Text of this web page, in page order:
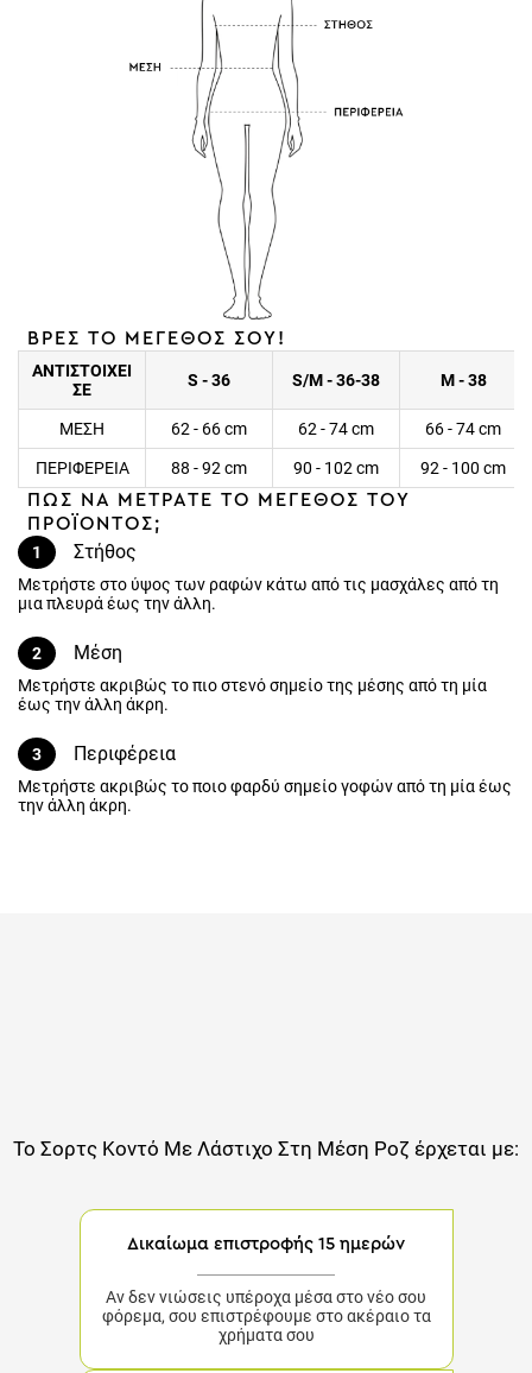
ΒΡΕΣ ΤΟ ΜΕΓΕΘΟΣ ΣΟΥ!
ΑΝΤΙΣΤΟΙΧΕΙ
ΣΕ
S - 36 S/M - 36-38 M - 38
ΜΕΣΗ 62 - 66 cm 62 - 74 cm 66 - 74 cm
ΠΕΡΙΦΕΡΕΙΑ 88 - 92 cm 90 - 102 cm
92 - 100 cm
ΠΩΣ ΝΑ ΜΕΤΡΑΤΕ ΤΟ ΜΕΓΕΘΟΣ ΤΟΥ
ΠΡΟΪΟΝΤΟΣ;
1
Στήθος
Μετρήστε στο ύψος των ραφών κάτω από τις μασχάλες από τη
μια πλευρά έως την άλλη.
2 Μέση
Μετρήστε ακριβώς το πιο στενό σημείο της μέσης από τη μία έως
την άλλη άκρη.
3 Περιφέρεια
Μετρήστε ακριβώς το ποιο φαρδύ σημείο γοφών από τη μία έως
την άλλη άκρη.
Το Σορτς Κοντό Με Λάστιχο Στη Μέση Ροζ έρχεται με:
Δικαίωμα επιστροφής 15 ημερών
Αν δεν νιώσεις υπέροχα μέσα στο νέο σου
φόρεμα, σου επιστρέφουμε στο ακέραιο τα
χρήματα σου